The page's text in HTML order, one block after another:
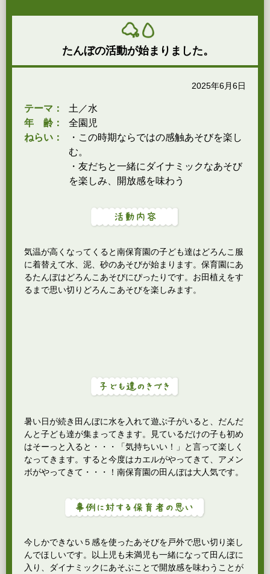
たんぼの活動が始まりました。
2025年6月6日
テーマ：
土／水
年 齢：
全園児
ねらい：
・この時期ならではの感触あそびを楽し
む。
・友だちと一緒にダイナミックなあそび
を楽しみ、開放感を味わう
気温が高くなってくると南保育園の子ども達はどろんこ服
に着替えて水、泥、砂のあそびが始まります。保育園にあ
るたんぼはどろんこあそびにぴったりです。お田植えをす
るまで思い切りどろんこあそびを楽しみます。
暑い日が続き田んぼに水を入れて遊ぶ子がいると、だんだ
んと子ども達が集まってきます。見ているだけの子も初め
はそーっと入ると・・・「気持ちいい！」と言って楽しく
なってきます。すると今度はカエルがやってきて、アメン
ボがやってきて・・・！南保育園の田んぼは大人気です。
今しかできない５感を使ったあそびを戸外で思い切り楽し
んでほしいです。以上児も未満児も一緒になって田んぼに
入り、ダイナミックにあそぶことで開放感を味わうことが